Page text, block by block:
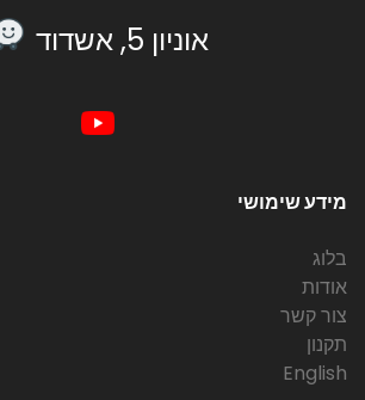
אוניון 5, אשדוד
מידע שימושי
בלוג
אודות
צור קשר
תקנון
English